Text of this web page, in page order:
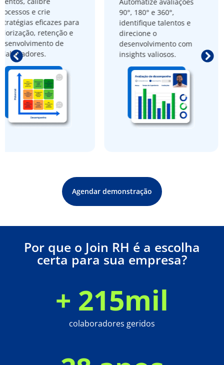
para
e
de
90°, 180° e 360°,
identifique talentos e
direcione o
desenvolvimento com
insights valiosos.
Agendar demonstração
Por que o Join RH é a escolha
certa para sua empresa?
colaboradores geridos
+ 215mil